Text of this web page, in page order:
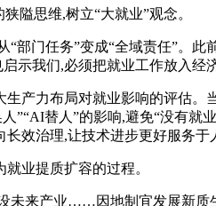
隘思维,树立“大就业”观念。
部门任务”变成“全域责任”。
示我们,必须把就业工作放入
产力布局对就业影响的评估
”“AI替人”的影响,避免“没有
效治理,让技术进步更好服务于
业提质扩容的过程。
未来产业……因地制宜发展新